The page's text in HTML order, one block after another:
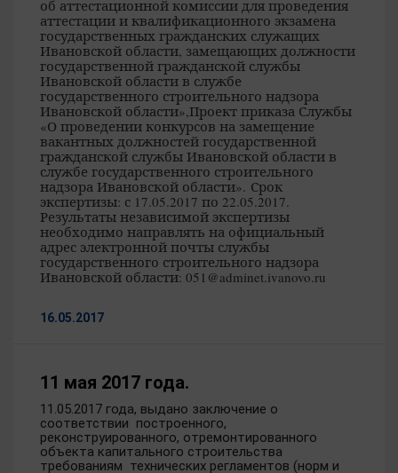
об аттестационной комиссии для проведения
аттестации и квалификационного экзамена
государственных гражданских служащих
Ивановской области, замещающих должности
государственной гражданской службы
Ивановской области в службе
государственного строительного надзора
Ивановской области»,Проект приказа Службы
«О проведении конкурсов на замещение
вакантных должностей государственной
гражданской службы Ивановской области в
службе государственного строительного
надзора Ивановской области». Срок
экспертизы: с 17.05.2017 по 22.05.2017.
Результаты независимой экспертизы
необходимо направлять на официальный
адрес электронной почты службы
государственного строительного надзора
Ивановской области: 051@adminet.ivanovo.ru
16.05.2017
11 мая 2017 года.
11.05.2017 года, выдано заключение о
соответствии построенного,
реконструированного, отремонтированного
объекта капитального строительства
требованиям технических регламентов (норм и